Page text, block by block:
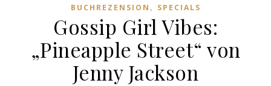
BUCHREZENSION , SPECIALS
Gossip Girl Vibes:
„Pineapple Street“ von
Jenny Jackson